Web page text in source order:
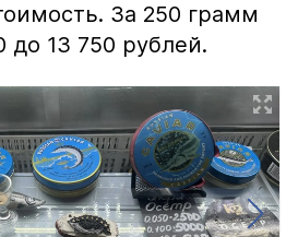
За 250 грамм
до 13 750 рублей.